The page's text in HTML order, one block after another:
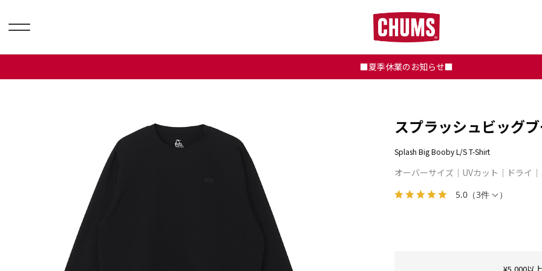
■夏季休業のお知らせ■
5.0 （3件 ）
スプラッシュビッグ
Splash Big Booby L/S T-Shirt
オーバーサイズ UVカット ドライ